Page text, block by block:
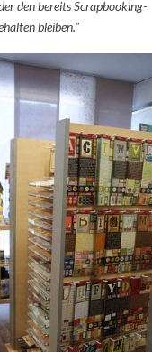
den bereits Scrapbooking-
bleiben."